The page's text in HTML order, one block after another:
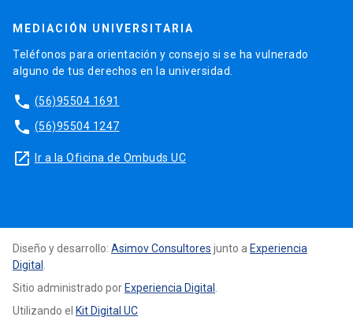
MEDIACIÓN UNIVERSITARIA
Teléfonos para orientación y consejo si se ha vulnerado
alguno de tus derechos en la universidad.
phone (56)95504 1691
phone (56)95504 1247
launch Ir a la Oficina de Ombuds UC
Diseño y desarrollo: Asimov Consultores junto a Experiencia
Digital
Sitio administrado por Experiencia Digital
Utilizando el Kit Digital UC